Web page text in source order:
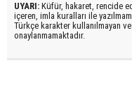
UYARI: Küfür, hakaret, rencide
içeren, imla kuralları ile
Türkçe karakter kullanılmayan
onaylanmamaktadır.